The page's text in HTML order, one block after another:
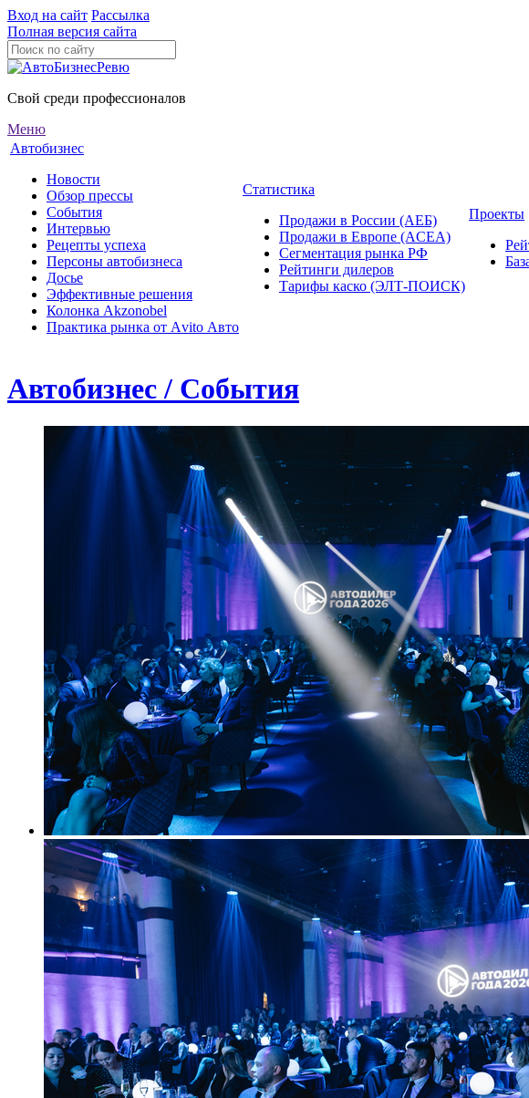
Вход на сайт Рассылка
Полная версия сайта
Свой среди профессионалов
Меню
Автобизнес
Новости
Обзор прессы
События
Интервью
Рецепты успеха
Персоны автобизнеса
Досье
Эффективные решения
Колонка Akzonobel
Практика рынка от Аvito Авто
Статистика
Продажи в России (АЕБ)
Продажи в Европе (ACEA)
Сегментация рынка РФ
Рейтинги дилеров
Тарифы каско (ЭЛТ-ПОИСК)
Проекты
Автобизнес / События